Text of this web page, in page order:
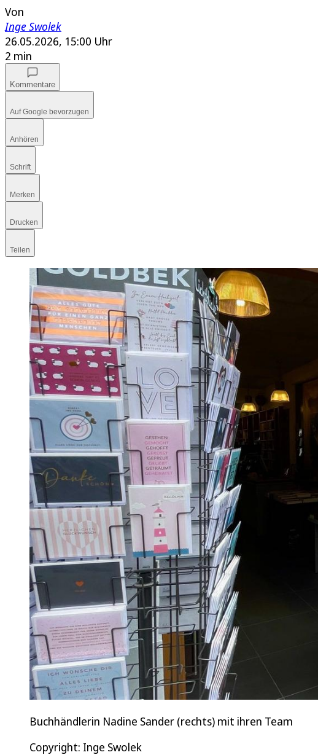
Von
Inge Swolek
26.05.2026, 15:00 Uhr
2 min
Kommentare
Auf Google bevorzugen
Anhören
Schrift
Merken
Drucken
Teilen
Buchhändlerin Nadine Sander (rechts) mit ihren Team
Copyright: Inge Swolek